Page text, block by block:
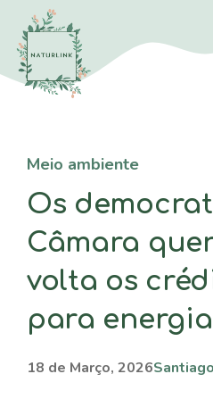
Saltar
para
conteúdo
Meio ambiente
Os
Câmara
volta os
para
18 de Março, 2026